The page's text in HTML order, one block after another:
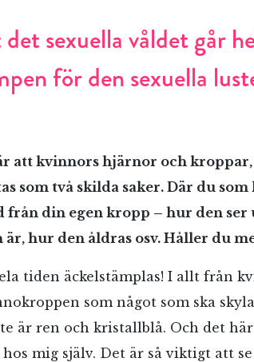
RÖSTA
sexuella våldet går
för den sexuella
att kvinnors hjärnor och
som två skilda saker. Där du
från din egen kropp – hur den ser
hur den åldras osv. Håller du
tiden äckelstämplas! I allt från
som något som ska
är ren och kristallblå. Och det
mig själv. Det är så viktigt att